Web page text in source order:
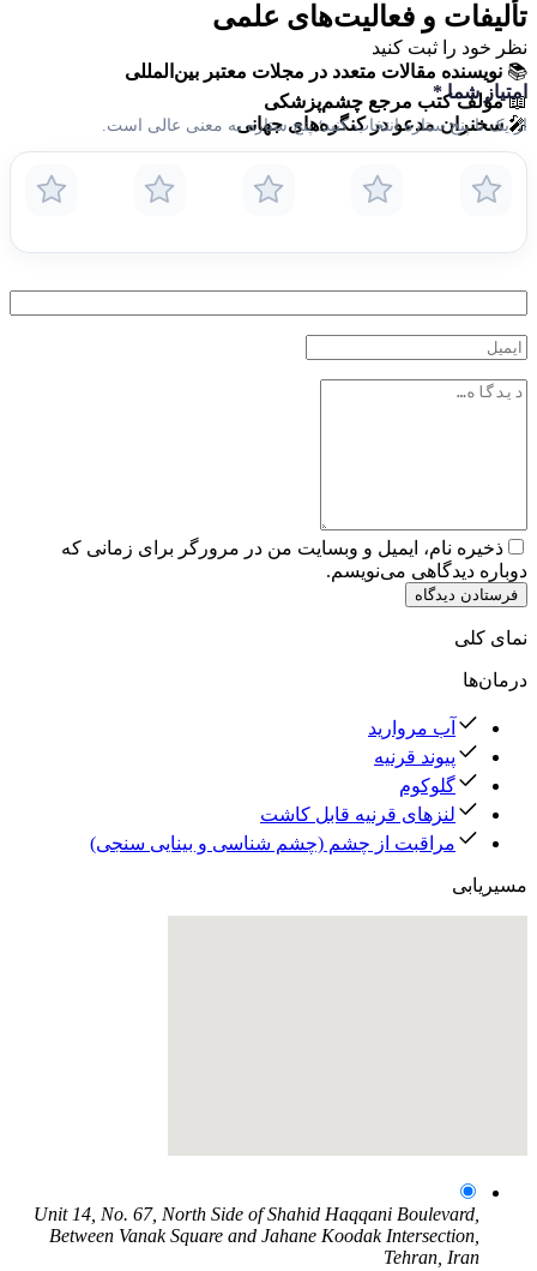
تألیفات و فعالیت‌های علمی
📚 نویسنده مقالات متعدد در مجلات معتبر بین‌المللی
📖مؤلف کتب مرجع چشم‌پزشکی
🎤سخنران مدعو در کنگره‌های جهانی
نظر خود را ثبت کنید
امتیاز شما*
از یک تا پنج ستاره انتخاب کنید؛ پنج ستاره به معنی عالی است.
ذخیره نام، ایمیل و وبسایت من در مرورگر برای زمانی که
دوباره دیدگاهی می‌نویسم.
فرستادن دیدگاه
نمای کلی
درمان‌ها
آب مروارید
پیوند قرنیه
گلوکوم
لنزهای قرنیه قابل کاشت
مراقبت از چشم (چشم شناسی و بینایی سنجی)
مسیریابی
Unit 14, No. 67, North Side of Shahid Haqqani Boulevard,
Between Vanak Square and Jahane Koodak Intersection,
Tehran, Iran